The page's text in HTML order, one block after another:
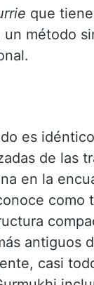
que
método
es
de las
en la
como
antiguos
casi